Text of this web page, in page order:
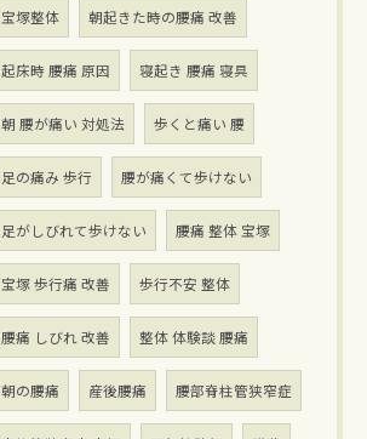
宝塚整体 朝起きた時の腰痛 改善
起床時 腰痛 原因 寝起き 腰痛 寝具
朝 腰が痛い 対処法 歩くと痛い 腰
足の痛み 歩行 腰が痛くて歩けない
足がしびれて歩けない 腰痛 整体 宝塚
宝塚 歩行痛 改善 歩行不安 整体
腰痛 しびれ 改善 整体 体験談 腰痛
朝の腰痛 産後腰痛 腰部脊柱管狭窄症